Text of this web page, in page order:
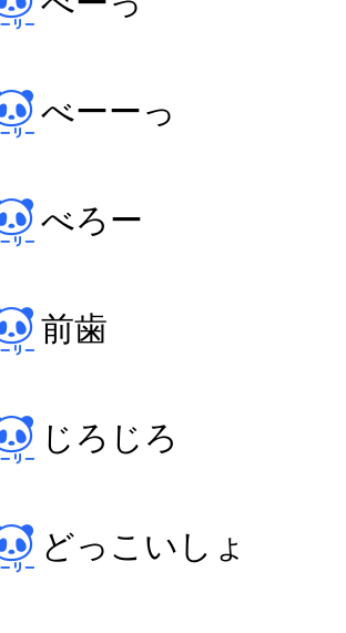
べーーっ
べろー
前歯
じろじろ
どっこいしょ